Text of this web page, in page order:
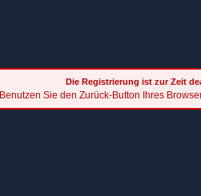
Die Registrierung ist zur Zeit
Benutzen Sie den Zurück-Button Ihres